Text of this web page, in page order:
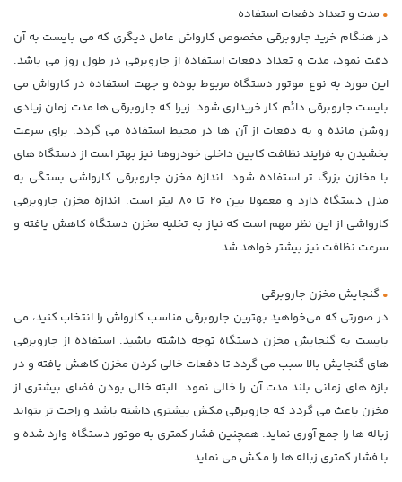
• مدت و تعداد دفعات استفاده
در هنگام خرید جاروبرقی مخصوص کارواش عامل دیگری که می بایست به آن
دقت نمود، مدت و تعداد دفعات استفاده از جاروبرقی در طول روز می باشد.
این مورد به نوع موتور دستگاه مربوط بوده و جهت استفاده در کارواش می
بایست جاروبرقی دائم کار خریداری شود. زیرا که جاروبرقی ها مدت زمان زیادی
روشن مانده و به دفعات از آن ها در محیط استفاده می گردد. برای سرعت
بخشیدن به فرایند نظافت کابین داخلی خودروها نیز بهتر است از دستگاه های
با مخازن بزرگ تر استفاده شود. اندازه مخزن جاروبرقی کارواشی بستگی به
مدل دستگاه دارد و معمولا بین ۲۰ تا ۸۰ لیتر است. اندازه مخزن جاروبرقی
کارواشی از این نظر مهم است که نیاز به تخلیه مخزن دستگاه کاهش یافته و
سرعت نظافت نیز بیشتر خواهد شد.
• گنجایش مخزن جاروبرقی
در صورتی که می‌خواهید بهترین جاروبرقی مناسب کارواش را انتخاب کنید، می
بایست به گنجایش مخزن دستگاه توجه داشته باشید. استفاده از جاروبرقی
های گنجایش بالا سبب می گردد تا دفعات خالی کردن مخزن کاهش یافته و در
بازه های زمانی بلند مدت آن را خالی نمود. البته خالی بودن فضای بیشتری از
مخزن باعث می گردد که جاروبرقی مکش بیشتری داشته باشد و راحت تر بتواند
زباله ها را جمع آوری نماید. همچنین فشار کمتری به موتور دستگاه وارد شده و
با فشار کمتری زباله ها را مکش می نماید.